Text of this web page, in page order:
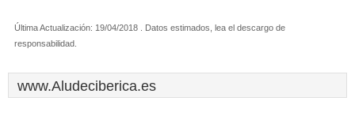
Última Actualización: 19/04/2018 . Datos estimados, lea el descargo de
responsabilidad.
www.Aludeciberica.es